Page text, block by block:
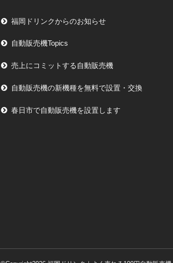
福岡ドリンクからのお知らせ
自動販売機Topics
売上にコミットする自動販売機
自動販売機の新機種を無料で設置・交換
春日市で自動販売機を設置します